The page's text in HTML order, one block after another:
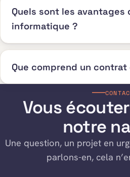
Quels sont les avantages
informatique ?
Que comprend un contrat
Vous
notre
Une question, un projet en
parlons-en, cela